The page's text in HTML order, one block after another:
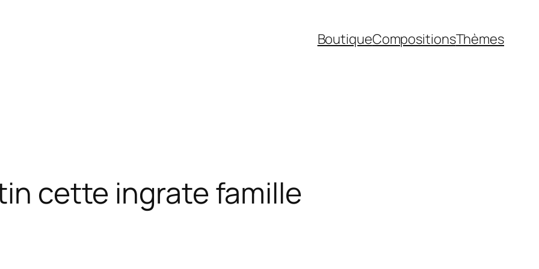
BoutiqueCompositionsThèmes
cette ingrate famille